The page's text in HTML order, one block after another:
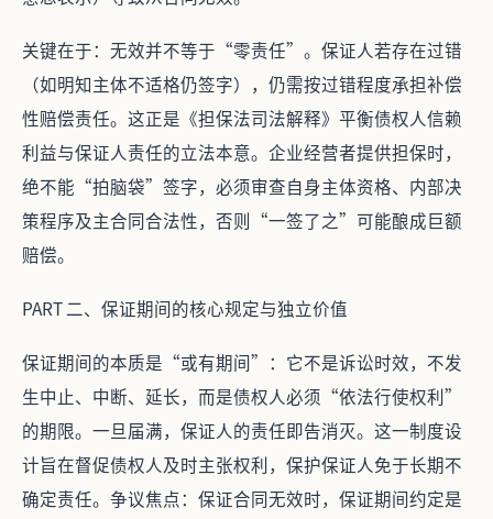
关键在于：无效并不等于“零责任”。保证人若存在过错
（如明知主体不适格仍签字），仍需按过错程度承担补偿
性赔偿责任。这正是《担保法司法解释》平衡债权人信赖
利益与保证人责任的立法本意。企业经营者提供担保时，
绝不能“拍脑袋”签字，必须审查自身主体资格、内部决
策程序及主合同合法性，否则“一签了之”可能酿成巨额
赔偿。
PART 二、保证期间的核心规定与独立价值
保证期间的本质是“或有期间”：它不是诉讼时效，不发
生中止、中断、延长，而是债权人必须“依法行使权利”
的期限。一旦届满，保证人的责任即告消灭。这一制度设
计旨在督促债权人及时主张权利，保护保证人免于长期不
确定责任。争议焦点：保证合同无效时，保证期间约定是